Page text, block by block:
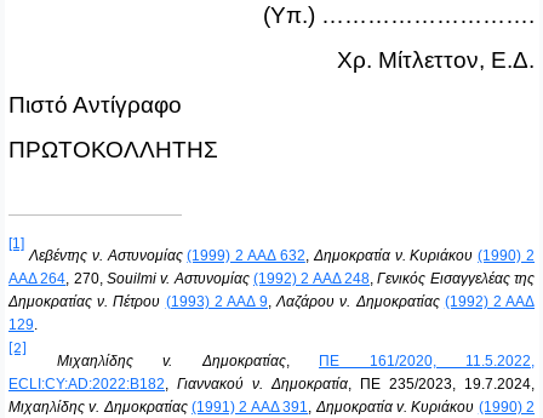
(Υπ.) ……………………….
Χρ. Μίτλεττον, Ε.Δ.
Πιστό Αντίγραφο
ΠΡΩΤΟΚΟΛΛΗΤΗΣ
[1]
Λεβέντης ν. Αστυνομίας (1999) 2 ΑΑΔ 632,Δημοκρατία ν. Κυριάκου (1990) 2
ΑΑΔ 264, 270,Souilmi v. Αστυνομίας (1992) 2 ΑΑΔ 248,Γενικός Εισαγγελέας της
Δημοκρατίας ν. Πέτρου (1993) 2 ΑΑΔ 9,Λαζάρου ν. Δημοκρατίας (1992) 2 ΑΑΔ
129.
[2]
Μιχαηλίδης v. Δημοκρατίας,
ΠΕ 161/2020, 11.5.2022,
ECLI:CY:AD:2022:B182, Γιαννακού ν. Δημοκρατία, ΠΕ 235/2023, 19.7.2024,
Μιχαηλίδηςv. Δημοκρατίας (1991) 2 ΑΑΔ 391,Δημοκρατία v. Κυριάκου (1990) 2